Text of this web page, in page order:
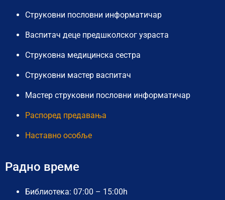
Струковни пословни информатичар
Васпитач деце предшколског узраста
Струковна медицинска сестра
Струковни мастер васпитач
Мастер струковни пословни информатичар
Распоред предавања
Наставно особље
Радно време
Библиотека: 07:00 – 15:00h